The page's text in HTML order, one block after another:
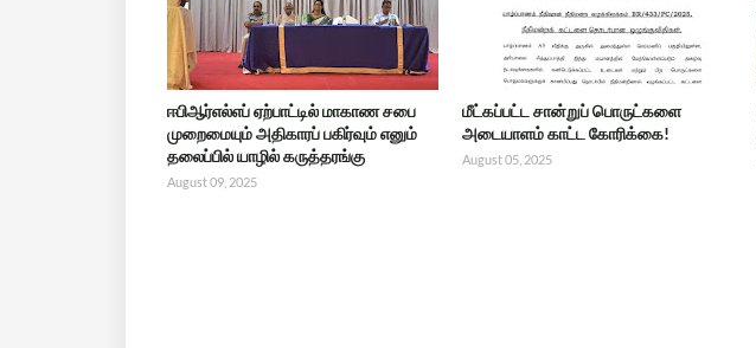
ஈபிஆர்எல்எப் ஏற்பாட்டில் மாகாண சபை
முறைமையும் அதிகாரப் பகிர்வும் எனும்
தலைப்பில் யாழில் கருத்தரங்கு
August 09, 2025
மீட்கப்பட்ட சான்றுப் பொருட்களை
அடையாளம் காட்ட கோரிக்கை!
August 05, 2025